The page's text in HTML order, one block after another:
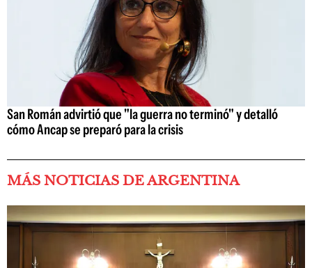
San Román advirtió que "la guerra no terminó" y detalló
cómo Ancap se preparó para la crisis
MÁS NOTICIAS DE ARGENTINA